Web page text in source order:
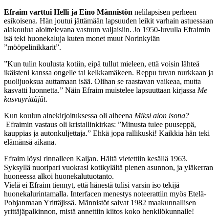
Efraim varttui Helli ja Eino Männistön nelilapsisen perheen
esikoisena. Hän joutui jättämään lapsuuden leikit varhain astuessaan
alakoulua aloittelevana vastuun valjaisiin. Jo 1950-luvulla Efraimin
isä teki huonekaluja kuten monet muut Norinkylän
”mööpelinikkarit”.
”Kun tulin koulusta kotiin, eipä tullut mieleen, että voisin lähteä
ikäisteni kanssa ongelle tai kelkkamäkeen. Reppu tuvan nurkkaan ja
puolijuoksua auttamaan isää. Olihan se raastavan vaikeaa, mutta
kasvatti luonnetta.” Näin Efraim muistelee lapsuuttaan kirjassa Me
kasvuyrittäjät.
Kun koulun ainekirjoituksessa oli aiheena Miksi aion isona?
Efraimin vastaus oli kristallinkirkas: ”Minusta tulee puuseppä,
kauppias ja autonkuljettaja.” Ehkä jopa rallikuski! Kaikkia hän teki
elämänsä aikana.
Efraim löysi rinnalleen Kaijan. Häitä vietettiin kesällä 1963.
Syksyllä nuoripari vuokrasi kotikylältä pienen asunnon, ja yläkerran
huoneessa alkoi huonekalutuotanto.
Vielä ei Efraim tiennyt, että hänestä tulisi varsin iso tekijä
huonekalurintamalla. Interfacen menestys noteerattiin myös Etelä-
Pohjanmaan Yrittäjissä. Männistöt saivat 1982 maakunnallisen
yrittäjäpalkinnon, mistä annettiin kiitos koko henkilökunnalle!